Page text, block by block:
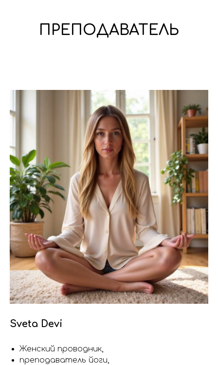
ПРЕПОДАВАТЕЛЬ
Sveta Devi
Женский проводник,
преподаватель йоги,